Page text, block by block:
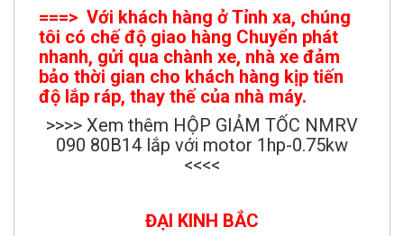
===> Với khách hàng ở Tỉnh xa, chúng
tôi có chế độ giao hàng Chuyển phát
nhanh, gửi qua chành xe, nhà xe đảm
bảo thời gian cho khách hàng kịp tiến
độ lắp ráp, thay thế của nhà máy.
>>>> Xem thêm HỘP GIẢM TỐC NMRV
090 80B14 lắp với motor 1hp-0.75kw
<<<<
ĐẠI KINH BẮC